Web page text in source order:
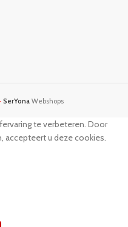
SerYona Webshops
te verbeteren. Door
accepteert u deze cookies.